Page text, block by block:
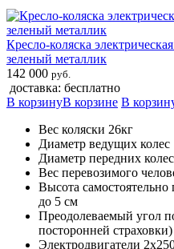
Кресло-коляска
зеленый металлик
142 000 руб.
доставка: бесплатно
В корзинуВ корзине В
Вес коляски 26кг
Диаметр ведущих
Диаметр передних
Вес перевозимого
Высота самостоятельно
до 5 см
Преодолеваемый угол
посторонней страховки)
Электродвигатели